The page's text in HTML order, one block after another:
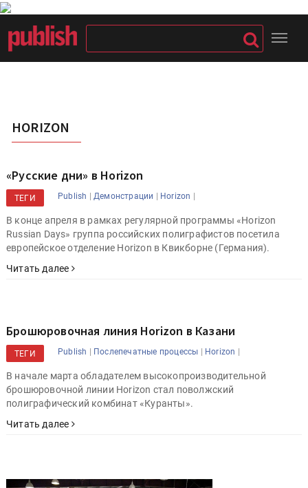
HORIZON
«Русские дни» в Horizon
ТЕГИ Publish |Демонстрации | Horizon |
В конце апреля в рамках регулярной программы «Horizon
Russian Days» группа российских полиграфистов посетила
европейское отделение Horizon в Квикборне (Германия).
Читать далее
Брошюровочная линия Horizon в Казани
ТЕГИ Publish | Послепечатные процессы | Horizon |
В начале марта обладателем высокопроизводительной
брошюровочной линии Horizon стал поволжский
полиграфический комбинат «Куранты».
Читать далее